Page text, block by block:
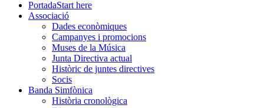
PortadaStart here
Associació
Dades econòmiques
Campanyes i promocions
Muses de la Música
Junta Directiva actual
Històric de juntes directives
Socis
Banda Simfònica
Història cronològica